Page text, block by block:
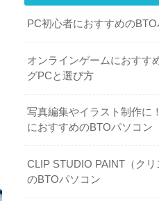
PC初心者におすすめの
オンラインゲームにおすす
グPCと選び方
写真編集やイラスト制作に
におすすめのBTOパソコン
CLIP STUDIO PAINT（ク
のBTOパソコン